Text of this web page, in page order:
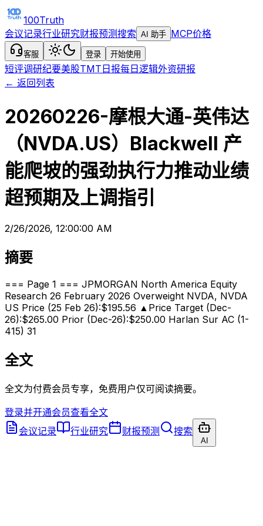
100Truth
会议记录行业研究财报预测搜索 AI 助手 MCP价格
客服 登录 开始使用
短评调研纪要美股TMT日报每日逻辑外资研报
← 返回列表
20260226-摩根大通-英伟达
（NVDA.US）Blackwell 产
能爬坡的强劲执行力推动业绩
超预期及上调指引
2/26/2026, 12:00:00 AM
摘要
=== Page 1 === JPMORGAN North America Equity
Research 26 February 2026 Overweight NVDA, NVDA
US Price (25 Feb 26):$195.56 ▲Price Target (Dec-
26):$265.00 Prior (Dec-26):$250.00 Harlan Sur AC (1-
415) 31
全文
全文为付费会员专享，免费用户仅可阅读摘要。
登录并开通会员查看全文
会议记录
行业研究 财报预测 搜索
AI